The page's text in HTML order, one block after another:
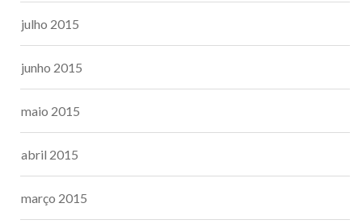
julho 2015
junho 2015
maio 2015
abril 2015
março 2015